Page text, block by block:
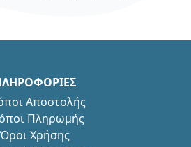
Αποστολής
Πληρωμής
Όροι Χρήσης